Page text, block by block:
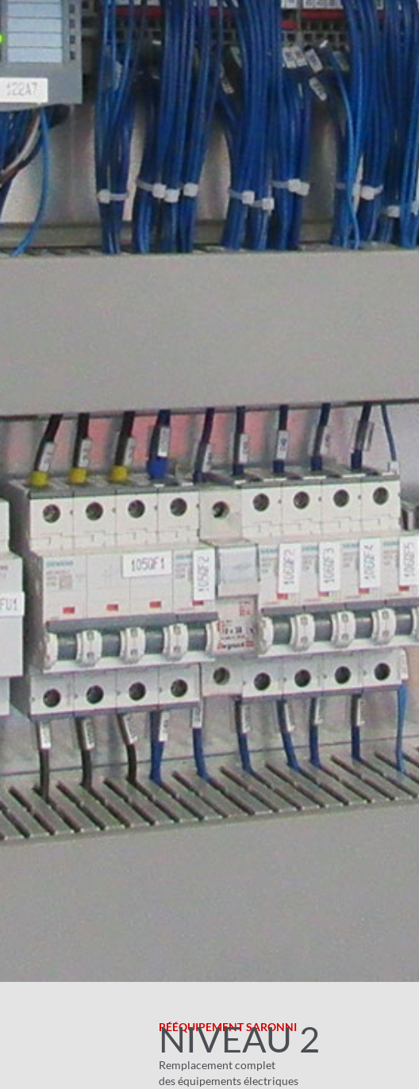
RÉÉQUIPEMENT SARONNI
NIVEAU 2
Remplacement complet
des équipements électriques